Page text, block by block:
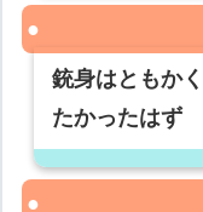
銃身はともか
たかったはず